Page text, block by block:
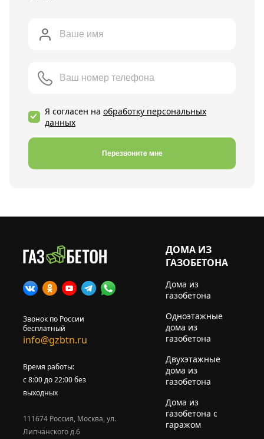
Я согласен на обработку персональных
данных
Перезвоните мне
Звонок по России
бесплатный
info@gzbtn.ru
Время работы:
с 8:00 до 22:00 без
выходных
111674 Россия, Москва,ул.
Липчанского д.6
ДОМА ИЗ
ГАЗОБЕТОНА
Дома из
газобетона
Одноэтажные
дома из
газобетона
Двухэтажные
дома из
газобетона
Дома из
газобетона с
гаражом